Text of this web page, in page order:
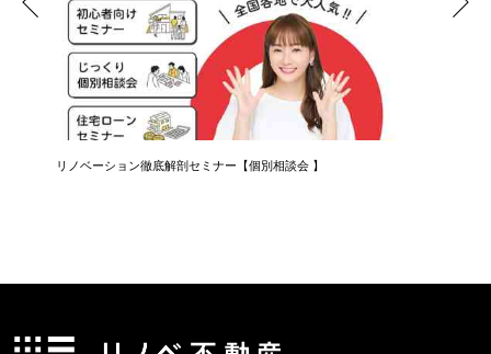
リノベーション徹底解剖セミナー【個別相談会 】